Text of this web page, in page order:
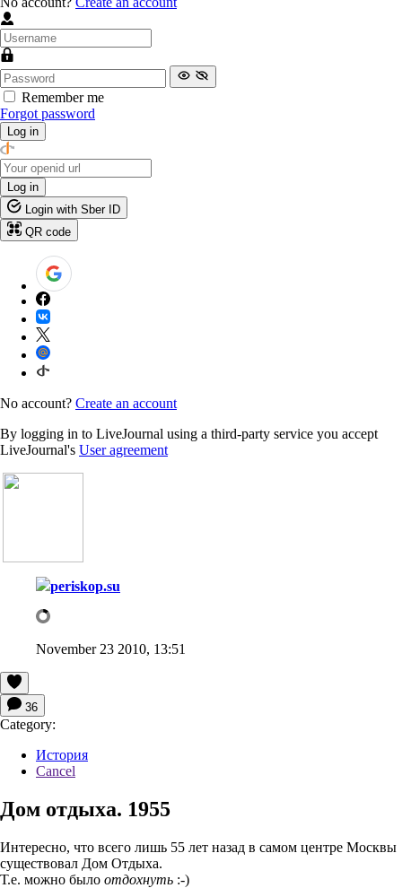
Remember me
Forgot password
Log in
Log in
Login with Sber ID
QR code
No account? Create an account
By logging in to LiveJournal using a third-party service you accept
LiveJournal's User agreement
periskop.su
November 23 2010, 13:51
36
Category:
История
Cancel
Дом отдыха. 1955
Интересно, что всего лишь 55 лет назад в самом центре Москвы
существовал Дом Отдыха.
Т.е. можно было отдохнуть :-)